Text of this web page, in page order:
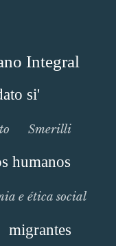
Integral
si'
Smerilli
humanos
e ética social
migrantes